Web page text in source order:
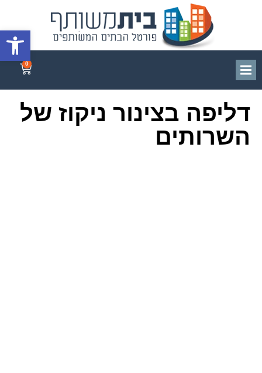
פתח
0
דליפה בצינור ניקוז של
השרותים